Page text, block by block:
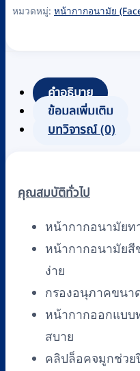
หมวดหมู่: หน้ากากอนามัย
คำอธิบาย
ข้อมูลเพิ่มเติม
บทวิจารณ์ (0)
คุณสมบัติทั่วไป
หน้ากากอนามัยท
หน้ากากอนามัยสี
ง่าย
กรองอนุภาคขนา
หน้ากากออกแบบ
สบาย
คลิปล็อคจมูกช่ว